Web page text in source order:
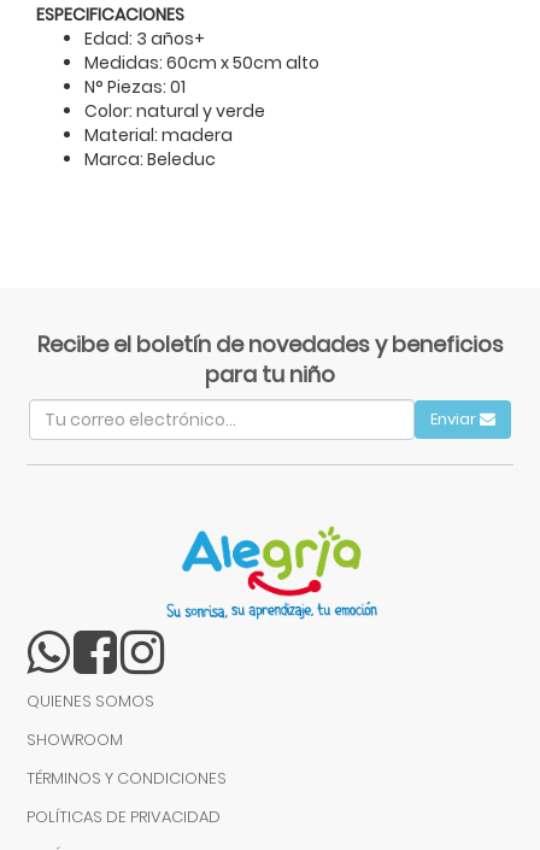
ESPECIFICACIONES
Edad: 3 años+
Medidas: 60cm x 50cm alto
N° Piezas: 01
Color: natural y verde
Material: madera
Marca: Beleduc
Recibe el boletín de novedades y beneficios
para tu niño
Enviar
QUIENES SOMOS
SHOWROOM
TÉRMINOS Y CONDICIONES
POLÍTICAS DE PRIVACIDAD